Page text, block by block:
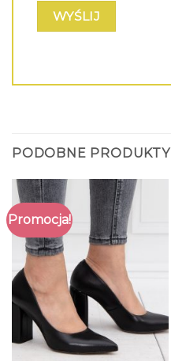
PODOBNE PRODUKTY
Promocja!